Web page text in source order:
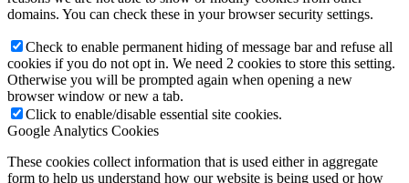
domains. You can check these in your browser security settings.
Check to enable permanent hiding of message bar and refuse all
cookies if you do not opt in. We need 2 cookies to store this setting.
Otherwise you will be prompted again when opening a new
browser window or new a tab.
Click to enable/disable essential site cookies.
Google Analytics Cookies
These cookies collect information that is used either in aggregate
form to help us understand how our website is being used or how